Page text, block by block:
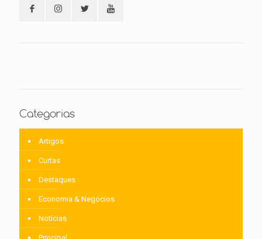
Categorias
Artigos
Curtas
Destaques
Economia & Negócios
Notícias